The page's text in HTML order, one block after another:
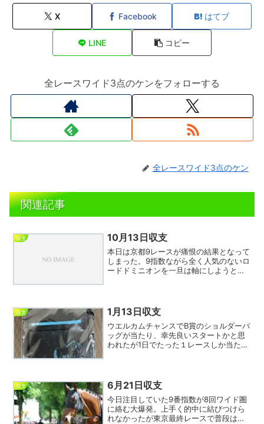
X Facebook はてブ
LINE コピー
全レースワイド3点のケンをフォローする
全レースワイド3点のケン
関連記事
収支 10月13日収支
本日は京都9レースが痛恨の結果となって
しまった。9指数ながら全く人気のないロ
ードドミニオンを一旦は軸にしようとし
9,000円弱の高配当...
収支 1月13日収支
ウエルカムチャンスでB賞のショルダーバ
ッグが当たり、幸先良いスタートかと思
われたが1日でたった１レースしか当たら
後も横山武を外...
収支 6月21日収支
今日注目していた9番指数が8回ワイド圏
に絡む大爆発。上手く的中に結びつけら
れなかったが東京最終レースで普段はほ